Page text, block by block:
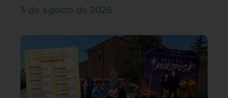
3 de agosto de 2026